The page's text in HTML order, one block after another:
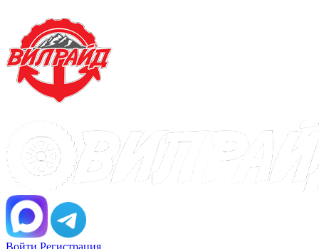
Войти Регистрация